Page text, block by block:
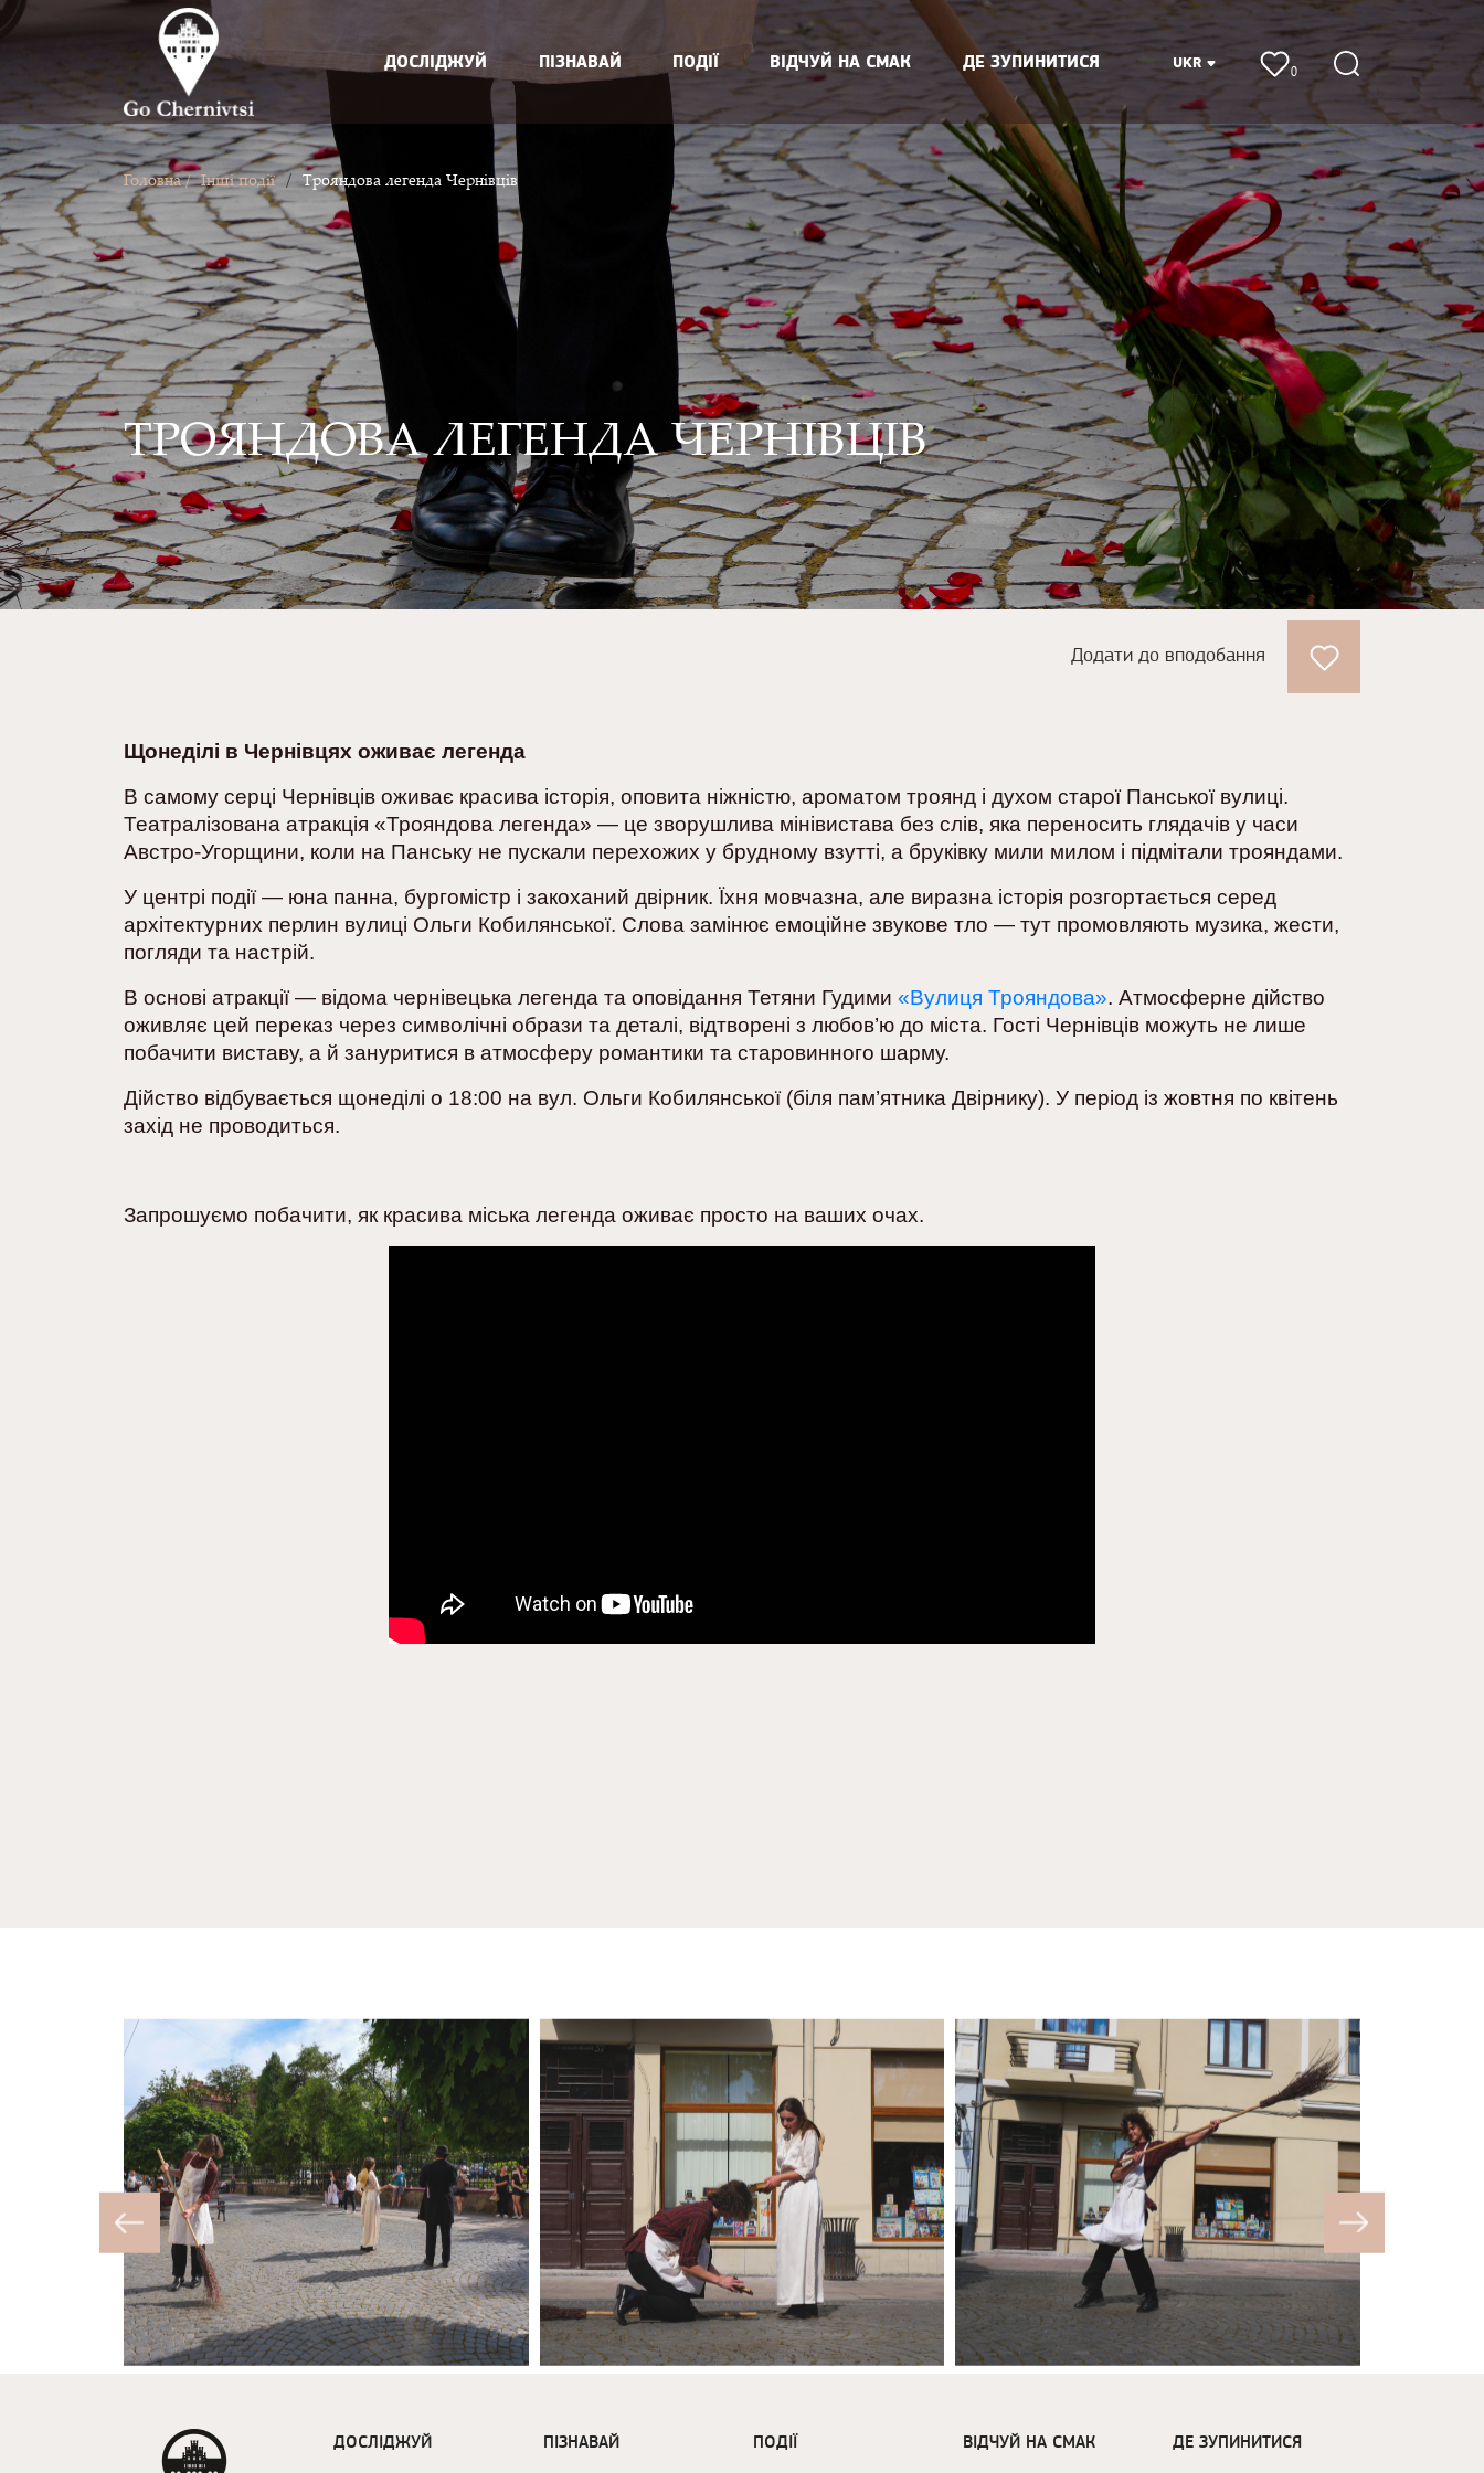
ДОСЛІДЖУЙ ПІЗНАВАЙ ПОДІЇ ВІДЧУЙ НА СМАК ДЕ ЗУПИНИТИСЯ UKR 0
Головна / Інші події / Трояндова легенда Чернівців
ТРОЯНДОВА ЛЕГЕНДА ЧЕРНІВЦІВ
Додати до вподобання
Щонеділі в Чернівцях оживає легенда
В самому серці Чернівців оживає красива історія, оповита ніжністю, ароматом троянд і духом старої Панської вулиці.
Театралізована атракція «Трояндова легенда» — це зворушлива мінівистава без слів, яка переносить глядачів у часи
Австро-Угорщини, коли на Панську не пускали перехожих у брудному взутті, а бруківку мили милом і підмітали трояндами.
У центрі події — юна панна, бургомістр і закоханий двірник. Їхня мовчазна, але виразна історія розгортається серед
архітектурних перлин вулиці Ольги Кобилянської. Слова замінює емоційне звукове тло — тут промовляють музика, жести,
погляди та настрій.
В основі атракції — відома чернівецька легенда та оповідання Тетяни Гудими «Вулиця Трояндова». Атмосферне дійство
оживляє цей переказ через символічні образи та деталі, відтворені з любов’ю до міста. Гості Чернівців можуть не лише
побачити виставу, а й зануритися в атмосферу романтики та старовинного шарму.
Дійство відбувається щонеділі о 18:00 на вул. Ольги Кобилянської (біля пам’ятника Двірнику). У період із жовтня по квітень
захід не проводиться.
Запрошуємо побачити, як красива міська легенда оживає просто на ваших очах.
ДОСЛІДЖУЙ ПІЗНАВАЙ ПОДІЇ ВІДЧУЙ НА СМАК ДЕ ЗУПИНИТИСЯ